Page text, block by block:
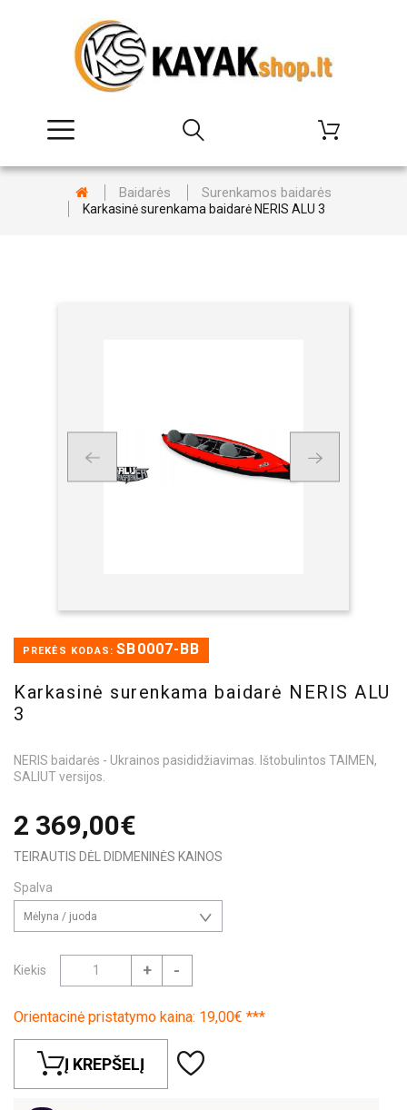
Baidarės Surenkamos baidarės
Karkasinė surenkama baidarė NERIS ALU 3
PREKĖS KODAS: SB0007-BB
Karkasinė surenkama baidarė NERIS ALU
3
NERIS baidarės - Ukrainos pasididžiavimas. Ištobulintos TAIMEN,
SALIUT versijos.
2 369,00€
TEIRAUTIS DĖL DIDMENINĖS KAINOS
Spalva
Mėlyna / juoda
Kiekis + -
Orientacinė pristatymo kaina: 19,00€ ***
Į KREPŠELĮ